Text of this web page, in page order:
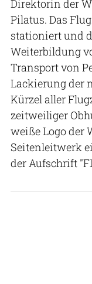
Direktorin der
Pilatus. Das
stationiert und
Weiterbildung
Transport von
Lackierung der
Kürzel aller
zeitweiliger
weiße Logo der
Seitenleitwerk
der Aufschrift